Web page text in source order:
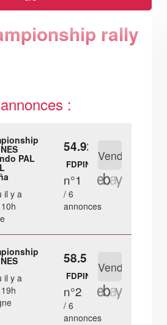
rally
:
PAL
il y a
54.92 €
FDPIN
n°1
/ 6
annonces
il y a
58.5 €
FDPIN
n°2
/ 6
annonces